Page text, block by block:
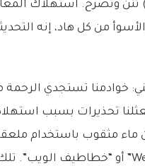
من كل هاد، إنه
خوادمنا تستجدي